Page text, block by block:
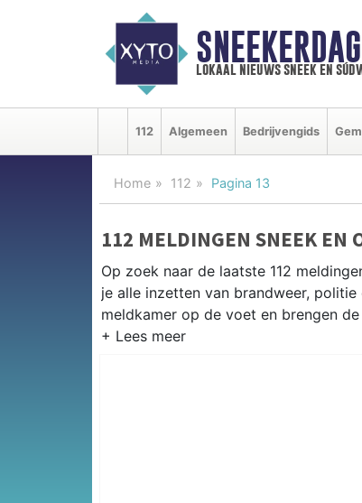
lokaal nieuws sneek en
112 Algemeen Bedrijvengids
Home 112 Pagina 13
112 MELDINGEN SNEEK EN
Op zoek naar de laatste 112
je alle inzetten van brandweer,
meldkamer op de voet en brengen
Van incidenten op de A7 en de
langs de Waterpoort — onze